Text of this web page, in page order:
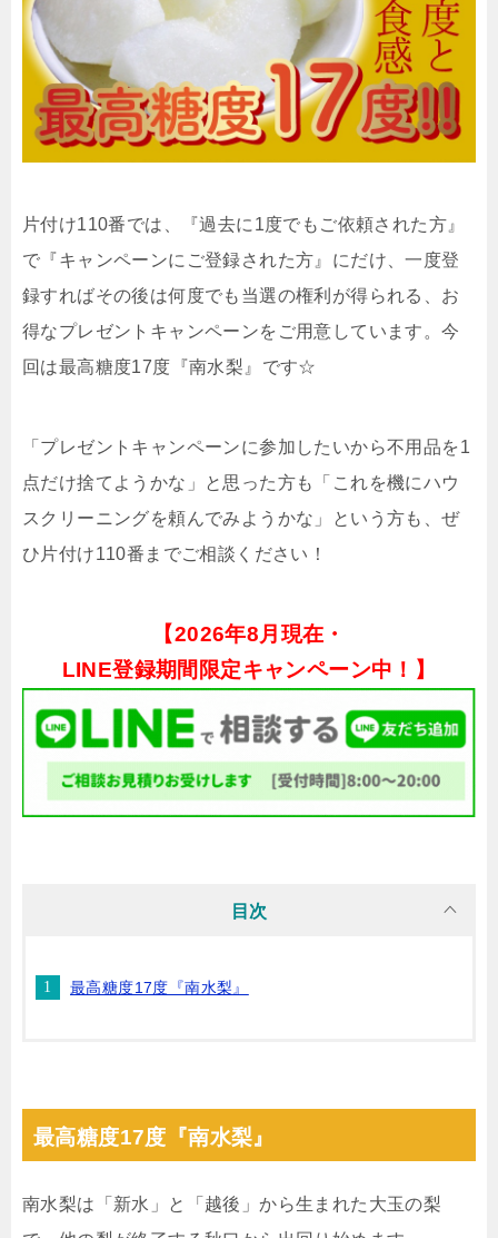
片付け110番では、『過去に1度でもご依頼された方』
で『キャンペーンにご登録された方』にだけ、一度登
録すればその後は何度でも当選の権利が得られる、お
得なプレゼントキャンペーンをご用意しています。今
回は最高糖度17度『南水梨』です☆
「プレゼントキャンペーンに参加したいから不用品を1
点だけ捨てようかな」と思った方も「これを機にハウ
スクリーニングを頼んでみようかな」という方も、ぜ
ひ片付け110番までご相談ください！
【2026年8月現在・
LINE登録期間限定キャンペーン中！】
目次
最高糖度17度『南水梨』
最高糖度17度『南水梨』
南水梨は「新水」と「越後」から生まれた大玉の梨